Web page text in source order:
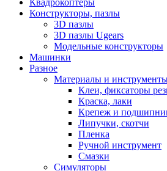
Квадрокоптеры
Конструкторы, пазлы
3D пазлы
3D пазлы Ugears
Модельные конструкторы
Машинки
Разное
Материалы и
Клеи, фиксаторы
Краска, лаки
Крепеж и
Липучки, скотчи
Пленка
Ручной инструмент
Смазки
Симуляторы